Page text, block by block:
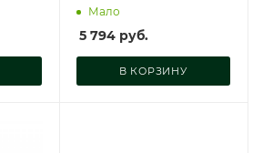
Мало
5 794руб.
В КОРЗИНУ